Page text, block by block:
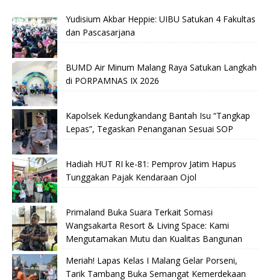
Yudisium Akbar Heppie: UIBU Satukan 4 Fakultas
dan Pascasarjana
BUMD Air Minum Malang Raya Satukan Langkah
di PORPAMNAS IX 2026
Kapolsek Kedungkandang Bantah Isu “Tangkap
Lepas”, Tegaskan Penanganan Sesuai SOP
Hadiah HUT RI ke-81: Pemprov Jatim Hapus
Tunggakan Pajak Kendaraan Ojol
Primaland Buka Suara Terkait Somasi
Wangsakarta Resort & Living Space: Kami
Mengutamakan Mutu dan Kualitas Bangunan
Meriah! Lapas Kelas I Malang Gelar Porseni,
Tarik Tambang Buka Semangat Kemerdekaan